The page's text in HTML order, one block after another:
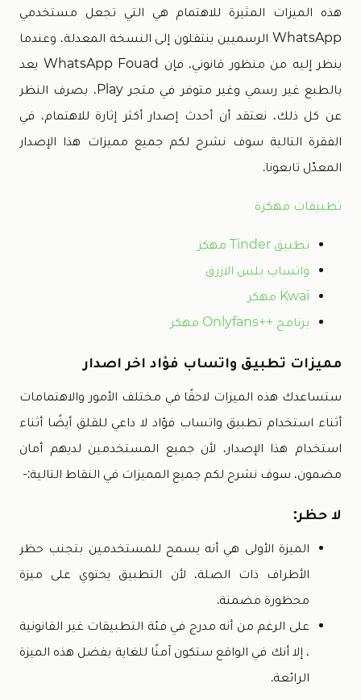
هذه الميزات المثيرة للاهتمام هي التي تجعل مستخدمي
WhatsApp الرسميين ينتقلون إلى النسخة المعدلة، وعندما
ينظر إليه من منظور قانوني، فإن WhatsApp Fouad يعد
بالطبع غير رسمي وغير متوفر في متجر Play، بصرف النظر
عن كل ذلك، نعتقد أن أحدث إصدار أكثر إثارة للاهتمام، في
الفقرة التالية سوف نشرح لكم جميع مميزات هذا الإصدار
المعدّل تابعونا.
تطبيقات مهكرة
تطبيق Tinder مهكر
واتساب بلس الازرق
Kwai مهكر
برنامج ++Onlyfans مهكر
مميزات تطبيق واتساب فؤاد اخر اصدار
ستساعدك هذه الميزات لاحقًا في مختلف الأمور والاهتمامات
أثناء استخدام تطبيق واتساب فؤاد لا داعي للقلق أيضًا أثناء
استخدام هذا الإصدار، لأن جميع المستخدمين لديهم أمان
مضمون، سوف نشرح لكم جميع المميزات في النقاط التالية:-
لا حظر:
الميزة الأولى هي أنه يسمح للمستخدمين بتجنب حظر
الأطراف ذات الصلة، لأن التطبيق يحتوي على ميزة
محظورة مضمنة.
على الرغم من أنه مدرج في فئة التطبيقات غير القانونية
، إلا أنك في الواقع ستكون آمنًا للغاية بفضل هذه الميزة
الرائعة.